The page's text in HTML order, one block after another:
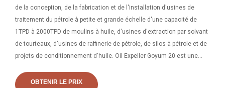
de la conception, de la fabrication et de l'installation d'usines de
traitement du pétrole à petite et grande échelle d'une capacité de
1TPD à 2000TPD de moulins à huile, d'usines d'extraction par solvant
de tourteaux, d'usines de raffinerie de pétrole, de silos à pétrole et de
projets de conditionnement d'huile. Oil Expeller Goyum 20 est une
capacité de concassage moyenne de 3 tonnes/jour. Fabriqué avec un
OBTENIR LE PRIX